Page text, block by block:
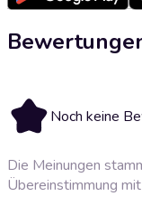
Noch keine
Die Meinungen
Übereinstimmung